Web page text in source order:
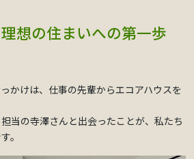
想の住まいへの第一歩
かけは、仕事の先輩からエコアハウスを
当の寺澤さんと出会ったことが、私たち
。